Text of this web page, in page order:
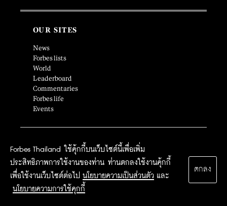
Forbes Thailand ใช้คุ้กกี้บนเว็บไซต์นี้เพื่อเพิ่ม
ประสิทธิภาพการใช้งานของท่าน ท่านตกลงใช้งานคุ้กกี้
เพื่อใช้งานเว็บไซต์ต่อไป นโยบายความเป็นส่วนตัว และ
นโยบายความการใช้คุกกี้
ตกลง
OUR SITES
News
Forbes lists
World
Leaderboard
Commentaries
Forbes life
Events
SOCIAL MEDIA